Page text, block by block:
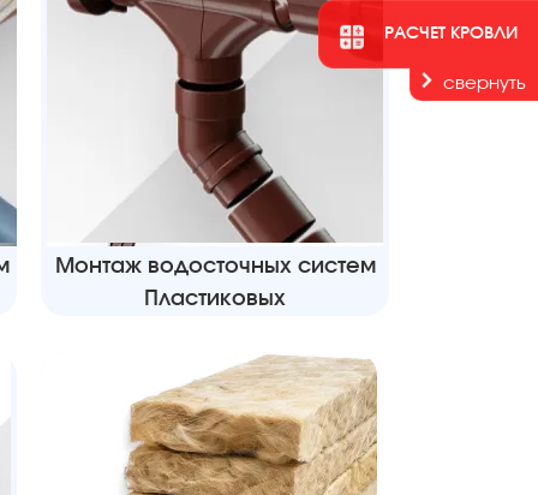
РАСЧЕТ КРОВЛИ
свернуть
Монтаж водосточных систем
Пластиковых